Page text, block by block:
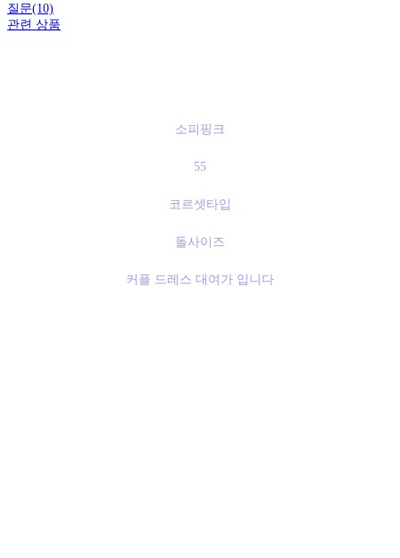
질문(10)
관련 상품
소피핑크
55
코르셋타입
돌사이즈
커플 드레스 대여가 입니다